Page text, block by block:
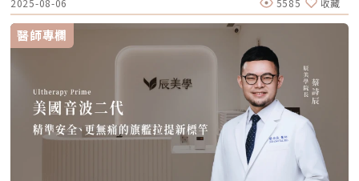
臉部外側緊緻度，讓輪廓不再鬆垮。 下頷嘴角交界：改善嘴角周圍的鬆
弛，恢復皮膚原有的拉力。 下顎角前緣：誘導彈力蛋白新生，收緊下頷邊
緣的曲線。這五個點位並非用來「填充凹陷」，而是作為信號啟動點，讓玻
尿酸在皮下如水幕般擴散，誘導彈力蛋白大量新生，像是在皮下植入了一層
隱形的「彈力網」，讓下顎線與中臉自然回歸緊緻狀態。2. 火雞頸與橫向頸
紋：修復彈力纖維的救星頸部皮膚極薄，且缺乏支撐結構，老化多半是因為
彈力纖維斷裂。傳統填充型玻尿酸因為有化學交聯，施打後容易因重力或皮
膚過薄而產生凸起（毛毛蟲現象）。Profhilo 具備極佳的流動性，能均勻
滲透進頸部真皮層，不是填平皺紋，而是從底層重塑頸部肌膚的厚度與張
力，是目前改善頸部質感的首選。3. 手背（雞爪手）：重建真皮層的緊實度
雙手最容易因彈力蛋白流失而顯得乾癟、血管明顯。Profhilo 透過「非填
充」的方式，啟動手背肌膚的自我修復機制。它不僅是補水，更是透過生物
重塑增加組織的彈性與結構感，讓手背肌膚恢復細緻平滑，找回如少女般優
雅的肌膚張力。4. 口周細紋：自然軟化而不僵硬對於愛笑或年長客戶常見的
唇周紋，若使用傳統填充物，常會因為增加了體積而讓表情變得僵硬。
Profhilo 透過液態拉皮的原理，在不改變五官比例的前提下，誘導唇周肌
麼？ 璞菲洛是一項注射型玻尿酸產品，由瑞士IBSA研發，正式名稱為「高
低分子玻尿酸皮下植入劑」，在台灣獲得衛福部核准，俗稱為「逆時針」。
與傳統玻尿酸不同，璞菲洛不以填補凹陷為目的，而是透過生物重塑（bio-
remodeling）方式，喚醒肌膚自身的修復機能，促進膠原蛋白和彈力蛋白
的生成，達到自然緊緻與改善膚質的效果。璞菲洛Profhilo的五大特色璞菲
洛之所以能引發醫美界關注，主要在於它與傳統玻尿酸有著本質上的不同，
透過獨特技術從根本上改善肌膚狀態。以下是璞菲洛最突出的五大特色：1.
獨特「生物重塑」機制：啟動膠原與彈力蛋白再生璞菲洛的核心技術採用專
利高、低分子量玻尿酸複合配方，在不添加交聯劑的情況下，能刺激皮膚深
層的纖維母細胞、角質細胞和脂肪細胞，促使膠原蛋白和彈力蛋白大量新
生，從源頭改善肌膚鬆弛與老化問題。2. 全面改善膚況：不只填補，更提升
整體膚質有別於傳統玻尿酸的局部填充，璞菲洛注射後會均勻擴散至皮膚的
真皮層與皮下組織。這使得它能全面性地改善肌膚，包括： 提升肌膚緊實
度與彈性 深層補水、改善乾燥與粗糙 減少細紋、改善膚色不均3. 自然柔和
的效果：告別「饅化臉」璞菲洛的質地較輕盈、流動性高，主要作用提升肌
膚本身的飽滿度與光澤，而不是增加額外體積。因此，能帶來自然、柔和的
醫師專欄